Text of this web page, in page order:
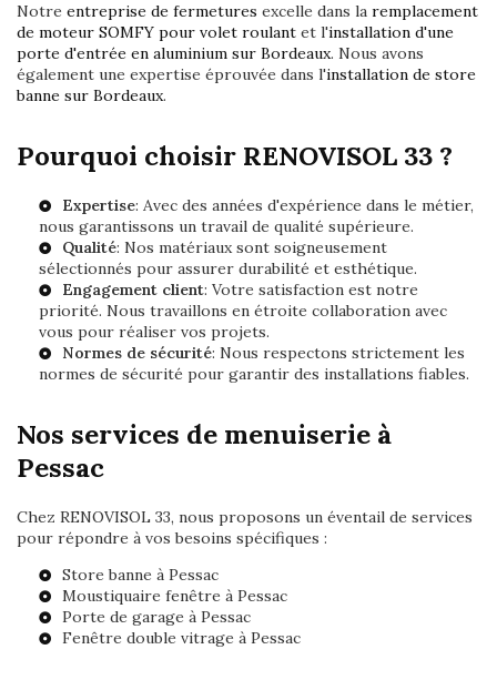
Notre entreprise de fermetures excelle dans la remplacement
de moteur SOMFY pour volet roulant et l'installation d'une
porte d'entrée en aluminium sur Bordeaux. Nous avons
également une expertise éprouvée dans l'installation de store
banne sur Bordeaux.
Pourquoi choisir RENOVISOL 33 ?
Expertise: Avec des années d'expérience dans le métier,
nous garantissons un travail de qualité supérieure.
Qualité: Nos matériaux sont soigneusement
sélectionnés pour assurer durabilité et esthétique.
Engagement client: Votre satisfaction est notre
priorité. Nous travaillons en étroite collaboration avec
vous pour réaliser vos projets.
Normes de sécurité: Nous respectons strictement les
normes de sécurité pour garantir des installations fiables.
Nos services de menuiserie à
Pessac
Chez RENOVISOL 33, nous proposons un éventail de services
pour répondre à vos besoins spécifiques :
Store banne à Pessac
Moustiquaire fenêtre à Pessac
Porte de garage à Pessac
Fenêtre double vitrage à Pessac